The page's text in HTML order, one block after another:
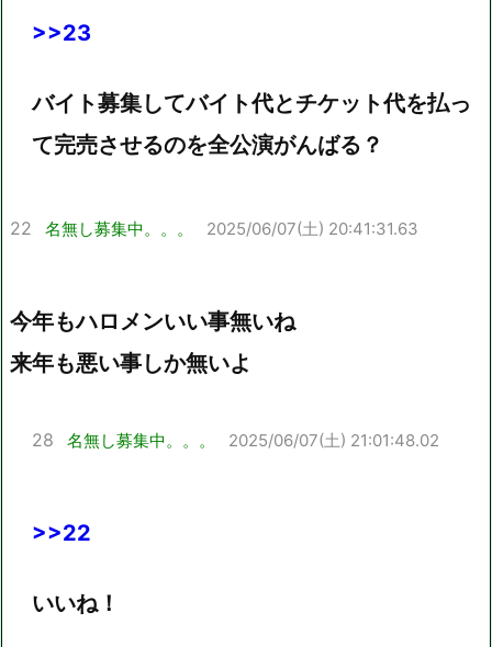
>>23
バイト募集してバイト代とチケット代を払っ
て完売させるのを全公演がんばる？
22 名無し募集中。。。 2025/06/07(土) 20:41:31.63
今年もハロメンいい事無いね
来年も悪い事しか無いよ
28 名無し募集中。。。 2025/06/07(土) 21:01:48.02
>>22
いいね！